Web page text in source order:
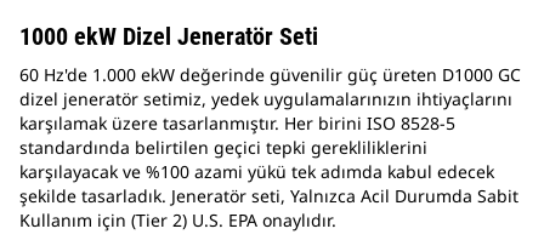
1000 ekW Dizel Jeneratör Seti
60 Hz'de 1.000 ekW değerinde güvenilir güç üreten D1000 GC
dizel jeneratör setimiz, yedek uygulamalarınızın ihtiyaçlarını
karşılamak üzere tasarlanmıştır. Her birini ISO 8528-5
standardında belirtilen geçici tepki gerekliliklerini
karşılayacak ve %100 azami yükü tek adımda kabul edecek
şekilde tasarladık. Jeneratör seti, Yalnızca Acil Durumda Sabit
Kullanım için (Tier 2) U.S. EPA onaylıdır.